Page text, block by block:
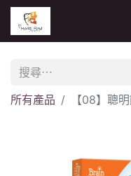
所有產品 【08】聰